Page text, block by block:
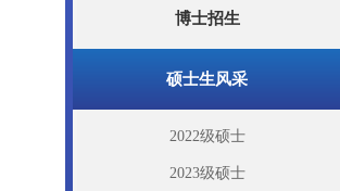
博士招生
硕士生风采
2022级硕士
2023级硕士